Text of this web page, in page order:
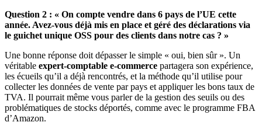
Question 2 : « On compte vendre dans 6 pays de l’UE cette
année. Avez-vous déjà mis en place et géré des déclarations via
le guichet unique OSS pour des clients dans notre cas ? »
Une bonne réponse doit dépasser le simple « oui, bien sûr ». Un
véritable expert-comptable e-commerce partagera son expérience,
les écueils qu’il a déjà rencontrés, et la méthode qu’il utilise pour
collecter les données de vente par pays et appliquer les bons taux de
TVA. Il pourrait même vous parler de la gestion des seuils ou des
problématiques de stocks déportés, comme avec le programme FBA
d’Amazon.